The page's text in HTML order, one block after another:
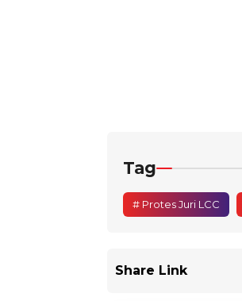
Tag
# Protes Juri LCC
Share Link